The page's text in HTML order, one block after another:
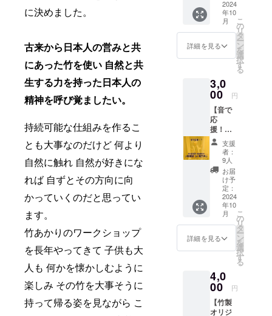
に決めました。
古来から日本人の営みと共
にあった竹を使い 自然と共
生する力を持った日本人の
精神を呼び覚ましたい。
持続可能な仕組みを作るこ
とも大事なのだけど 何より
自然に触れ 自然が好きにな
れば 自ずとその方向に向
かっていくのだと思ってい
ます。
竹あかりのワークショップ
を長年やってきて 子供も大
人も 何かを懐かしむように
楽しみ その竹を大事そうに
持って帰る姿を見ながら こ
ダウン
選択）
より、
のパン
ダの音
さい。
ていま
す。 ・
ファイ
ル形
式：
秒/頭
（個体
により
異なり
ます）
・送付
方法：
メール
アドレ
ス宛に
ご送付
意外性
のある
音声で
す。 ・
ファイ
長さ：
20-40
（個体
により
異なり
ます）
・送付
方法：
メール
アドレ
ス宛に
ご送付
※オプ
ション
（プル
ダウン
のパン
ダの音
をご選
択くだ
ターン
（4頭
分）】
アドベ
ン
チャー
ジャイ
アント
パンダ4
頭の鼻
息の音
声ファ
イル！
「えっ
、これ
が鼻
息....？
」と、
意外性
のある
音声で
す。 ・
ファイ
長さ：
20-40
（個体
2024
年10
月
詳細を見る
こ
の
リ
タ
ー
ン
を
選
択
す
る
3,0
00 円
【音で
応
援！？
実行委
員長 池
田親生
さんオ
リジナ
ル咀嚼
音 or 鳴
き声】
パンダ
バン
ブープ
ロジェ
長 池田
親生の
音声
ファイ
ル！
支援
者：
9人
お届
け予
定：
2024
年10
月
詳細を見る
こ
の
リ
タ
ー
ン
を
選
択
す
る
4,0
00 円
【竹製
オリジ